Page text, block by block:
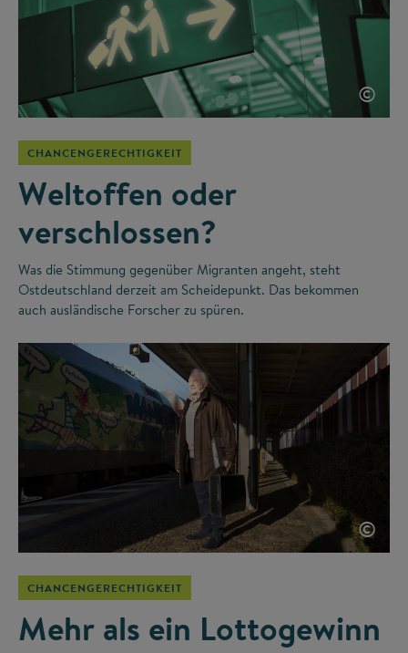
©
CHANCENGERECHTIGKEIT
Weltoffen oder
verschlossen?
Was die Stimmung gegenüber Migranten angeht, steht
Ostdeutschland derzeit am Scheidepunkt. Das bekommen
auch ausländische Forscher zu spüren.
©
CHANCENGERECHTIGKEIT
Mehr als ein Lottogewinn